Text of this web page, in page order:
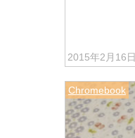
2015年2月16日
Chromebook